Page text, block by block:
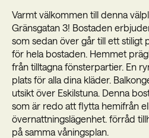
Varmt välkommen till denna
Gränsgatan 3! Bostaden
som sedan över går till ett stiligt
för hela bostaden. Hemmet
från tilltagna fönsterpartier. En
plats för alla dina kläder.
utsikt över Eskilstuna. Denna
som är redo att flytta hemifrån
övernattningslägenhet. förråd
på samma våningsplan.